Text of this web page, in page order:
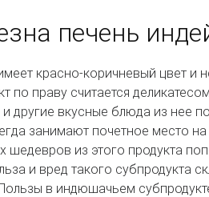
печень
красно-коричневый цвет и
по праву считается
и другие вкусные блюда из нее
занимают почетное место
шедевров из этого продукта
и вред такого субпродукта
Пользы в индюшачьем